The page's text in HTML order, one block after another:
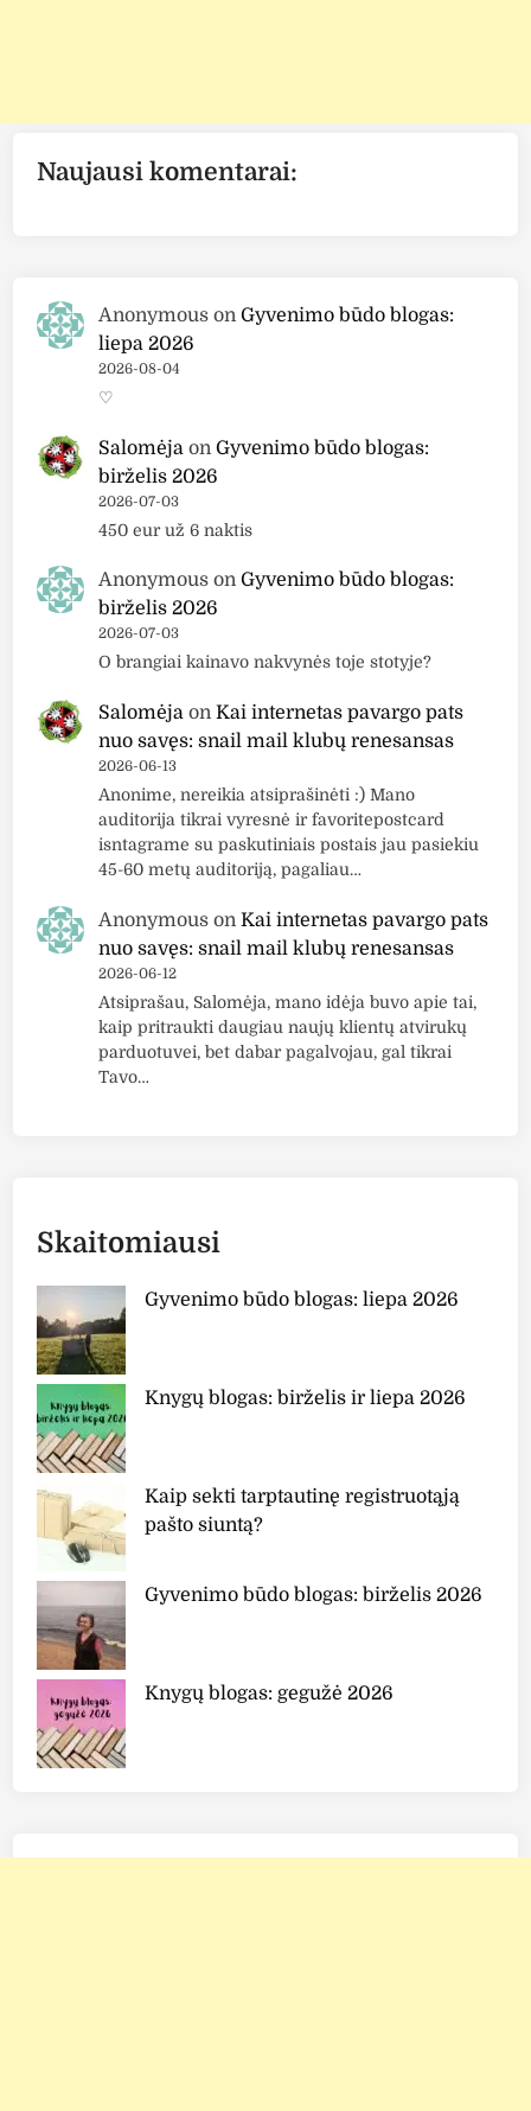
Naujausi komentarai:
Anonymous onGyvenimo būdo blogas:
liepa 2026
2026-08-04
♡
Salomėja onGyvenimo būdo blogas:
birželis 2026
2026-07-03
450 eur už 6 naktis
Anonymous onGyvenimo būdo blogas:
birželis 2026
2026-07-03
O brangiai kainavo nakvynės toje stotyje?
Salomėja onKai internetas pavargo pats
nuo savęs: snail mail klubų renesansas
2026-06-13
Anonime, nereikia atsiprašinėti :) Mano
auditorija tikrai vyresnė ir favoritepostcard
isntagrame su paskutiniais postais jau pasiekiu
45-60 metų auditoriją, pagaliau…
Anonymous onKai internetas pavargo pats
nuo savęs: snail mail klubų renesansas
2026-06-12
Atsiprašau, Salomėja, mano idėja buvo apie tai,
kaip pritraukti daugiau naujų klientų atvirukų
parduotuvei, bet dabar pagalvojau, gal tikrai
Tavo…
Skaitomiausi
Gyvenimo būdo blogas: liepa 2026
Knygų blogas: birželis ir liepa 2026
Kaip sekti tarptautinę registruotąją
pašto siuntą?
Gyvenimo būdo blogas: birželis 2026
Knygų blogas: gegužė 2026